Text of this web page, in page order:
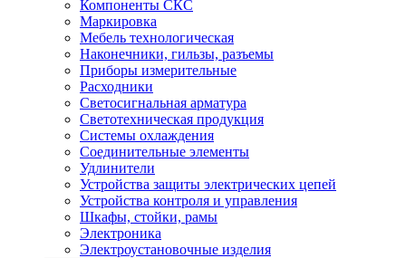
Компоненты СКС
Маркировка
Мебель технологическая
Наконечники, гильзы, разъемы
Приборы измерительные
Расходники
Светосигнальная арматура
Светотехническая продукция
Системы охлаждения
Соединительные элементы
Удлинители
Устройства защиты электрических цепей
Устройства контроля и управления
Шкафы, стойки, рамы
Электроника
Электроустановочные изделия